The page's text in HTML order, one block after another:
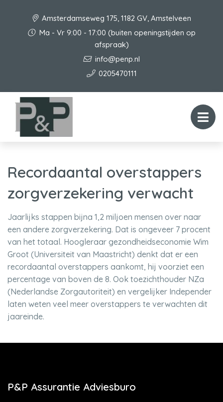
Amsterdamseweg 175, 1182 GV, Amstelveen
Ma - Vr 9:00 - 17:00 (buiten openingstijden op
afspraak)
info@penp.nl
0205470111
Recordaantal overstappers
zorgverzekering verwacht
Jaarlijks stappen bijna 1,2 miljoen mensen over naar
een andere zorgverzekering. Dat is ongeveer 7 procent
van het totaal. Hoogleraar gezondheidseconomie Wim
Groot (Universiteit van Maastricht) denkt dat er een
recordaantal overstappers aankomt, hij voorziet een
percentage van boven de 8. Ook toezichthouder NZa
(Nederlandse Zorgautoriteit) en vergelijker Independer
laten weten veel meer overstappers te verwachten dit
jaareinde.
P&P Assurantie Adviesburo